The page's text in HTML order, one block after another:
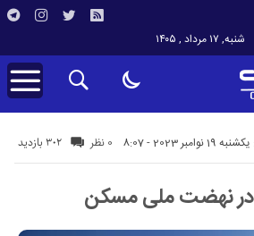
شنبه, ۱۷ مرداد , ۱۴۰۵
2023 - 8:07 302 بازدید 0 نظر
نهضت ملی مسکن